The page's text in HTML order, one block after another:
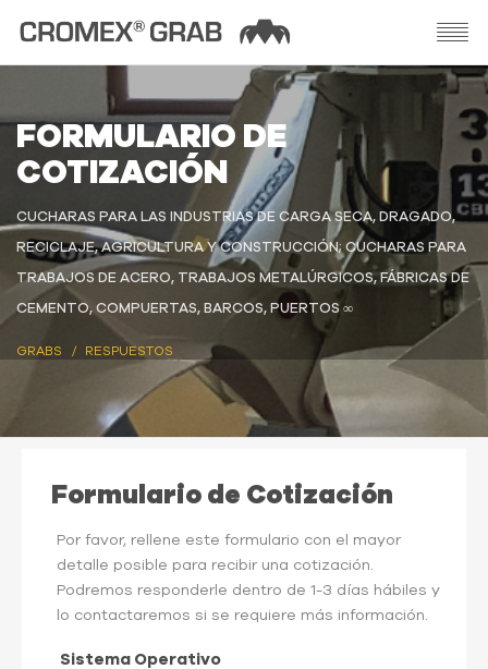
FORMULARIO DE
COTIZACIÓN
CUCHARAS PARA LAS INDUSTRIAS DE CARGA SECA, DRAGADO,
RECICLAJE, AGRICULTURA Y CONSTRUCCIÓN; CUCHARAS PARA
TRABAJOS DE ACERO, TRABAJOS METALÚRGICOS, FÁBRICAS DE
CEMENTO, COMPUERTAS, BARCOS, PUERTOS ∞
GRABS RESPUESTOS
Formulario de Cotización
Por favor, rellene este formulario con el mayor
detalle posible para recibir una cotización.
Podremos responderle dentro de 1-3 días hábiles y
lo contactaremos si se requiere más información.
Sistema Operativo